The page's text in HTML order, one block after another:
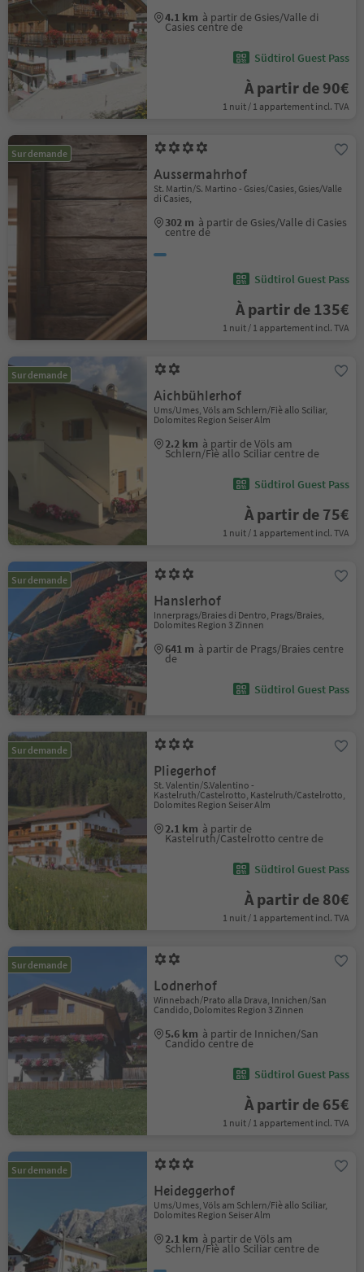
4.1 km à partir de Gsies/Valle di
Casies centre de
Südtirol Guest Pass
À partir de 90€
1 nuit / 1 appartement incl. TVA
Sur demande
Aussermahrhof
St. Martin/S. Martino - Gsies/Casies, Gsies/Valle
di Casies,
302 m à partir de Gsies/Valle di Casies
centre de
Südtirol Guest Pass
À partir de 135€
1 nuit / 1 appartement incl. TVA
Sur demande
Aichbühlerhof
Ums/Umes, Völs am Schlern/Fiè allo Sciliar,
Dolomites Region Seiser Alm
2.2 km à partir de Völs am
Schlern/Fiè allo Sciliar centre de
Südtirol Guest Pass
À partir de 75€
1 nuit / 1 appartement incl. TVA
Sur demande
Hanslerhof
Innerprags/Braies di Dentro, Prags/Braies,
Dolomites Region 3 Zinnen
641 m à partir de Prags/Braies centre
de
Südtirol Guest Pass
Sur demande
Pliegerhof
St. Valentin/S.Valentino -
Kastelruth/Castelrotto, Kastelruth/Castelrotto,
Dolomites Region Seiser Alm
2.1 km à partir de
Kastelruth/Castelrotto centre de
Südtirol Guest Pass
À partir de 80€
1 nuit / 1 appartement incl. TVA
Sur demande
Lodnerhof
Winnebach/Prato alla Drava, Innichen/San
Candido, Dolomites Region 3 Zinnen
5.6 km à partir de Innichen/San
Candido centre de
Südtirol Guest Pass
À partir de 65€
1 nuit / 1 appartement incl. TVA
Sur demande
Heideggerhof
Ums/Umes, Völs am Schlern/Fiè allo Sciliar,
Dolomites Region Seiser Alm
2.1 km à partir de Völs am
Schlern/Fiè allo Sciliar centre de